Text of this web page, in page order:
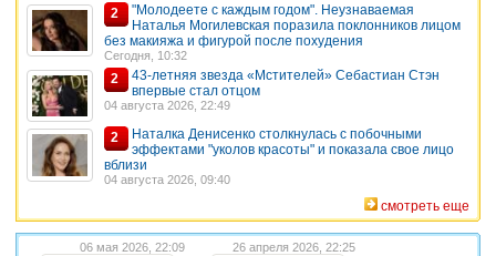
2
"Молодеете с каждым годом". Неузнаваемая
Наталья Могилевская поразила поклонников лицом
без макияжа и фигурой после похудения
Сегодня, 10:32
2
43-летняя звезда «Мстителей» Себастиан Стэн
впервые стал отцом
04 августа 2026, 22:49
2
Наталка Денисенко столкнулась с побочными
эффектами "уколов красоты" и показала свое лицо
вблизи
04 августа 2026, 09:40
смотреть еще
06 мая 2026, 22:09 26 апреля 2026, 22:25